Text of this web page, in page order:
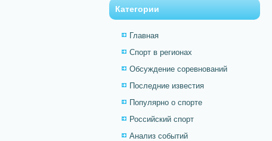
Категории
Главная
Спорт в регионах
Обсуждение соревнований
Последние известия
Популярно о спорте
Российский спорт
Анализ событий